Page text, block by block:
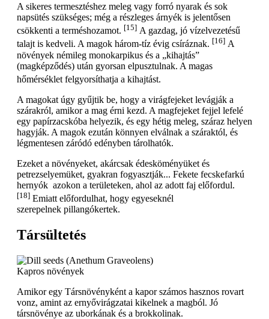
A sikeres termesztéshez meleg vagy forró nyarak és sok
napsütés szükséges; még a részleges árnyék is jelentősen
csökkenti a terméshozamot. [15] A gazdag, jó vízelvezetésű
talajt is kedveli. A magok három-tíz évig csíráznak. [16] A
növények némileg monokarpikus és a „kihajtás”
(magképződés) után gyorsan elpusztulnak. A magas
hőmérséklet felgyorsíthatja a kihajtást.
A magokat úgy gyűjtik be, hogy a virágfejeket levágják a
szárakról, amikor a mag érni kezd. A magfejeket fejjel lefelé
egy papírzacskóba helyezik, és egy hétig meleg, száraz helyen
hagyják. A magok ezután könnyen elválnak a száraktól, és
légmentesen záródó edényben tárolhatók.
Ezeket a növényeket, akárcsak édesköményüket és
petrezselyemüket, gyakran fogyasztják... Fekete fecskefarkú
hernyók azokon a területeken, ahol az adott faj előfordul.
[18] Emiatt előfordulhat, hogy egyeseknél
szerepelnek pillangókertek.
Társültetés
Kapros növények
Amikor egy Társnövényként a kapor számos hasznos rovart
vonz, amint az ernyővirágzatai kikelnek a magból. Jó
társnövénye az uborkának és a brokkolinak.